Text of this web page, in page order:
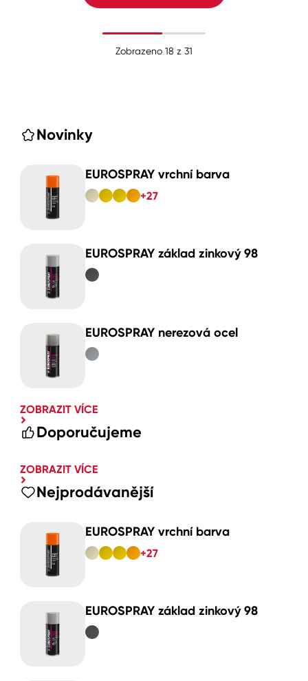
Zobrazeno 18 z 31
Novinky
EUROSPRAY vrchní barva
+27
EUROSPRAY základ zinkový 98
EUROSPRAY nerezová ocel
ZOBRAZIT VÍCE
Doporučujeme
ZOBRAZIT VÍCE
Nejprodávanější
EUROSPRAY vrchní barva
+27
EUROSPRAY základ zinkový 98